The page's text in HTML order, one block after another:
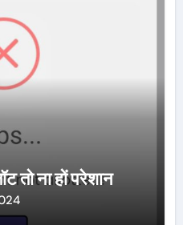
तो ना हों परेशान